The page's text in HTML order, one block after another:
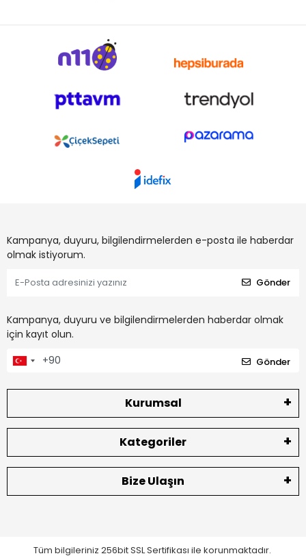
Kampanya, duyuru, bilgilendirmelerden e-posta ile haberdar
olmak istiyorum.
Gönder
Kampanya, duyuru ve bilgilendirmelerden haberdar olmak
için kayıt olun.
Gönder
Kurumsal
Kategoriler
Bize Ulaşın
Tüm bilgileriniz 256bit SSL Sertifikası ile korunmaktadır.